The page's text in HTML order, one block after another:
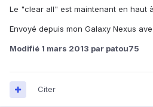
Le "clear all" est maintenant en haut
Envoyé depuis mon Galaxy Nexus
Modifié 1 mars 2013 par patou75
Citer